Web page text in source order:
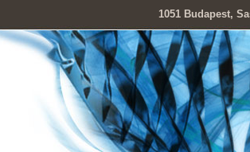
1051 Budapest,